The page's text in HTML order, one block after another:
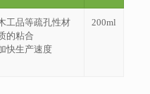
工品等疏孔性材
的粘合
快生产速度
200ml